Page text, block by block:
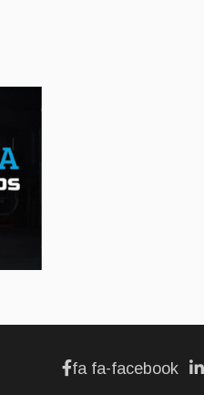
fa fa-facebook